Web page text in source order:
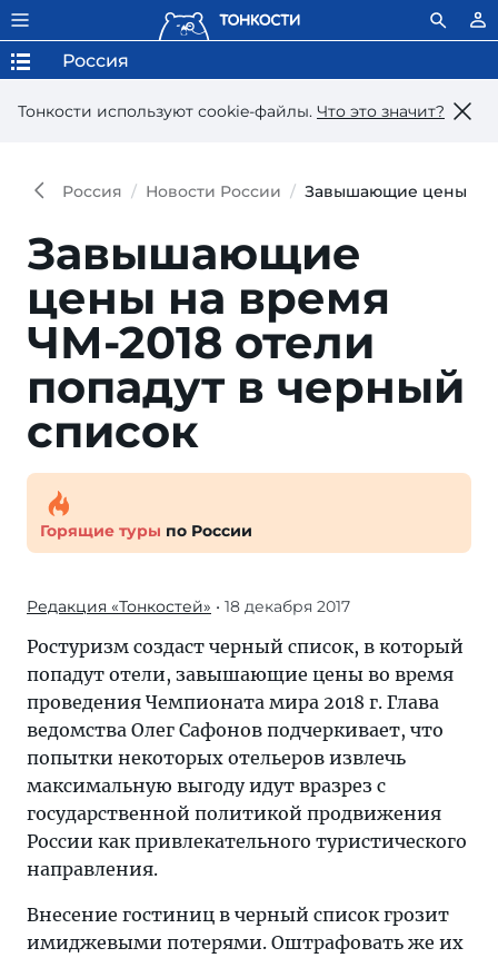
Тонкости используют сookie-файлы. Что это значит?
Россия
Россия Новости России Завышающие цены на
Завышающие
цены на время
ЧМ-2018 отели
попадут в черный
список
Горящие туры по России
Редакция «Тонкостей» • 18 декабря 2017
Ростуризм создаст черный список, в который
попадут отели, завышающие цены во время
проведения Чемпионата мира 2018 г. Глава
ведомства Олег Сафонов подчеркивает, что
попытки некоторых отельеров извлечь
максимальную выгоду идут вразрез с
государственной политикой продвижения
России как привлекательного туристического
направления.
Внесение гостиниц в черный список грозит
имиджевыми потерями. Оштрафовать же их